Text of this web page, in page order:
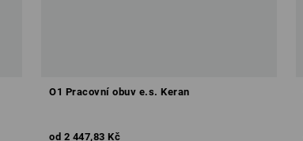
O1 Pracovní obuv e.s. Keran
od 2 447,83 Kč